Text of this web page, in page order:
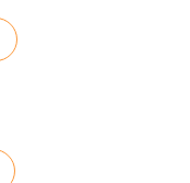
Life
Hong